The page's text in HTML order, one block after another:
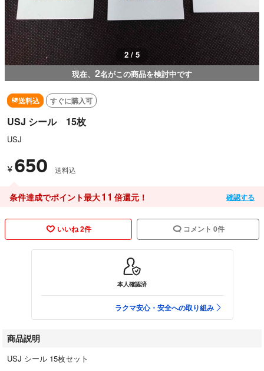
2 / 5
現在、 2名がこの商品を検討中です
送料込 すぐに購入可
USJ シール 15枚
USJ
¥ 650 送料込
条件達成でポイント最大11 倍還元！ 確認する
いいね 2件 コメント 0件
本人確認済
ラクマ安心・安全への取り組み
商品説明
USJ シール 15枚セット